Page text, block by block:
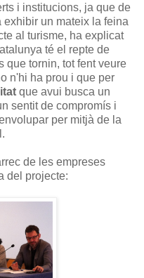
i institucions, ja que de
un mateix la feina
al turisme, ha explicat
té el repte de
que tornin, tot fent veure
n'hi ha prou i que per
que avui busca un
sentit de compromís i
per mitjà de la
de les empreses
del projecte: